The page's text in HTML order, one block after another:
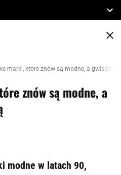
marki, które znów są modne, a gwiazdy
znów są modne, a
modne w latach 90,